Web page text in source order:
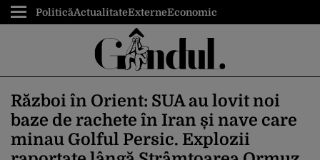
PoliticăActualitateExterneEconomic
Război în Orient: SUA au lovit noi
baze de rachete în Iran și nave care
minau Golful Persic. Explozii